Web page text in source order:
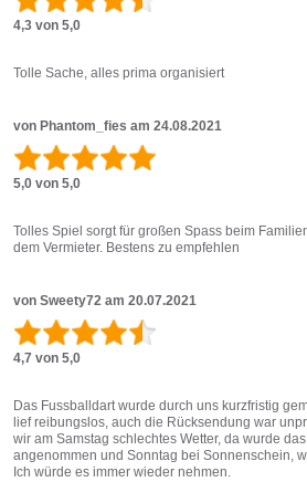
4,3 von 5,0
Tolle Sache, alles prima organisiert
von Phantom_fies am 24.08.2021
5,0 von 5,0
Tolles Spiel sorgt für großen Spass beim
dem Vermieter. Bestens zu empfehlen
von Sweety72 am 20.07.2021
4,7 von 5,0
Das Fussballdart wurde durch uns kurzfristig
lief reibungslos, auch die Rücksendung war
wir am Samstag schlechtes Wetter, da wurde
angenommen und Sonntag bei Sonnenschein,
Ich würde es immer wieder nehmen.